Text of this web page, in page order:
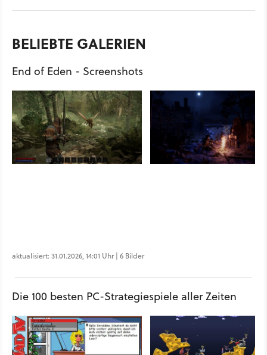
BELIEBTE GALERIEN
End of Eden - Screenshots
aktualisiert: 31.01.2026, 14:01 Uhr | 6 Bilder
Die 100 besten PC-Strategiespiele aller Zeiten